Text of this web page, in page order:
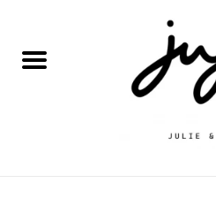
Kledij jongens